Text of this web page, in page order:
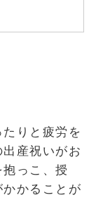
りと疲労を
産祝いがお
っこ、授
かることが